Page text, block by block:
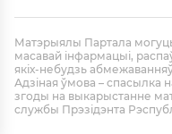
Матэрыялы Партала
масавай інфармацыі,
якіх-небудзь абмежаванняў
Адзіная ўмова – спасылка
згоды на выкарыстанне
службы Прэзідэнта